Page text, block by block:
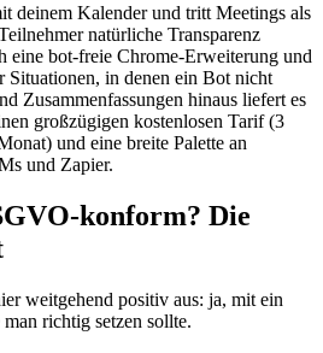
deinem Kalender und tritt Meetings als
natürliche Transparenz
eine bot-freie Chrome-Erweiterung und
Situationen, in denen ein Bot nicht
Zusammenfassungen hinaus liefert es
großzügigen kostenlosen Tarif (3
und eine breite Palette an
und Zapier.
konform? Die
weitgehend positiv aus: ja, mit ein
richtig setzen sollte.